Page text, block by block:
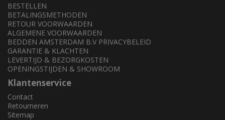
BESTELLEN
BETALINGSMETHODEN
RETOUR VOORWAARDEN
ALGEMENE VOORWAARDEN
BEDDEN AMSTERDAM B.V PRIVACYBELEID
GARANTIE & KLACHTEN
LEVERTIJD & BEZORGKOSTEN
OPENINGSTIJDEN & SHOWROOM
Klantenservice
Contact
Retourneren
Sitemap